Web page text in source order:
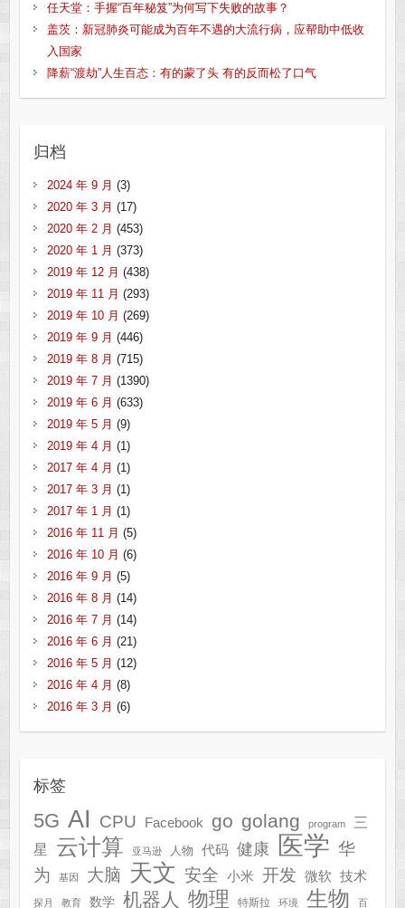
任天堂：手握“百年秘笈”为何写下失败的故事？
盖茨：新冠肺炎可能成为百年不遇的大流行病，应帮助中低收
入国家
降薪“渡劫”人生百态：有的蒙了头 有的反而松了口气
归档
2024 年 9 月 (3)
2020 年 3 月 (17)
2020 年 2 月 (453)
2020 年 1 月 (373)
2019 年 12 月 (438)
2019 年 11 月 (293)
2019 年 10 月 (269)
2019 年 9 月 (446)
2019 年 8 月 (715)
2019 年 7 月 (1390)
2019 年 6 月 (633)
2019 年 5 月 (9)
2019 年 4 月 (1)
2017 年 4 月 (1)
2017 年 3 月 (1)
2017 年 1 月 (1)
2016 年 11 月 (5)
2016 年 10 月 (6)
2016 年 9 月 (5)
2016 年 8 月 (14)
2016 年 7 月 (14)
2016 年 6 月 (21)
2016 年 5 月 (12)
2016 年 4 月 (8)
2016 年 3 月 (6)
标签
5G AI CPU Facebook go golang program
三
星
云计算 亚马逊 人物 代码 健康 医学 华
为
基因 大脑 天文 安全 小米 开发 微软 技术
探月 教育 数学 机器人 物理 特斯拉 环境 生物 百